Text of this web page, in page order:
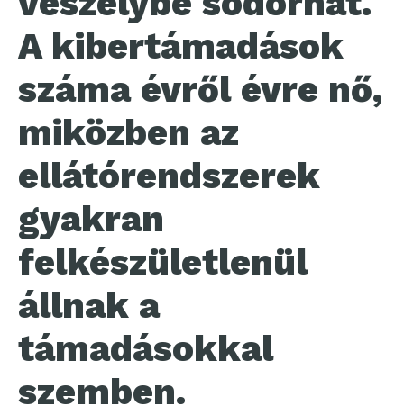
A kibertámadások
száma évről évre nő,
miközben az
ellátórendszerek
gyakran
felkészületlenül
állnak a
támadásokkal
szemben.